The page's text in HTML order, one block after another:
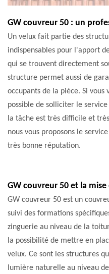
GW couvreur 50 : un
Un velux fait partie des
indispensables pour l'apport
qui se trouvent directement
structure permet aussi de
occupants de la pièce. Si
possible de solliciter le
la tâche est très difficile et
nous vous proposons le
très bonne réputation.
GW couvreur 50 et la
GW couvreur 50 est un
suivi des formations
zinguerie au niveau de la
la possibilité de mettre en
velux. Ce sont les structures
lumière naturelle au niveau